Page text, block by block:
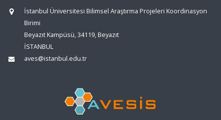
İstanbul Üniversitesi Bilimsel Araştırma Projeleri Koordinasyon
Birimi
Beyazıt Kampüsü, 34119, Beyazıt
İSTANBUL
aves@istanbul.edu.tr